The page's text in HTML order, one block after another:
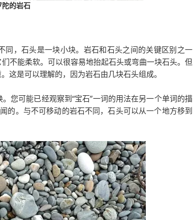
陀的岩石
，石头是一块小块。岩石和石头之间的关键区别之一
不能柔软。可以很容易地抬起石头或弯曲一块石头。但
这是可以理解的，因为岩石由几块石头组成。
您可能已经观察到“宝石”一词的用法在另一个单词的描
的。与不可移动的岩石不同，石头可以从一个地方移到